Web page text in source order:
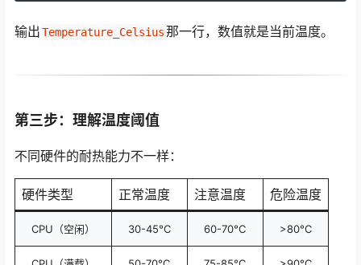
输出Temperature_Celsius那一行，数值就是当前温度。
第三步：理解温度阈值
不同硬件的耐热能力不一样：
硬件类型 正常温度 注意温度 危险温度
CPU（空闲） 30-45°C 60-70°C >80°C